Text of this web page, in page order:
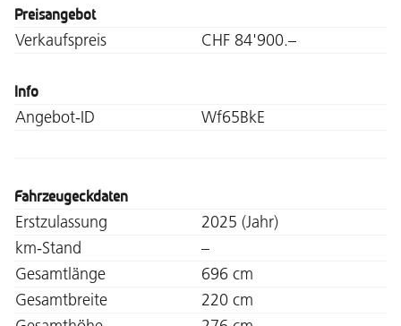
Preisangebot
Verkaufspreis CHF 84'900.–
Info
Angebot-ID Wf65BkE
Fahrzeugeckdaten
Erstzulassung
2025 (Jahr)
km-Stand
–
Gesamtlänge
696 cm
Gesamtbreite
220 cm